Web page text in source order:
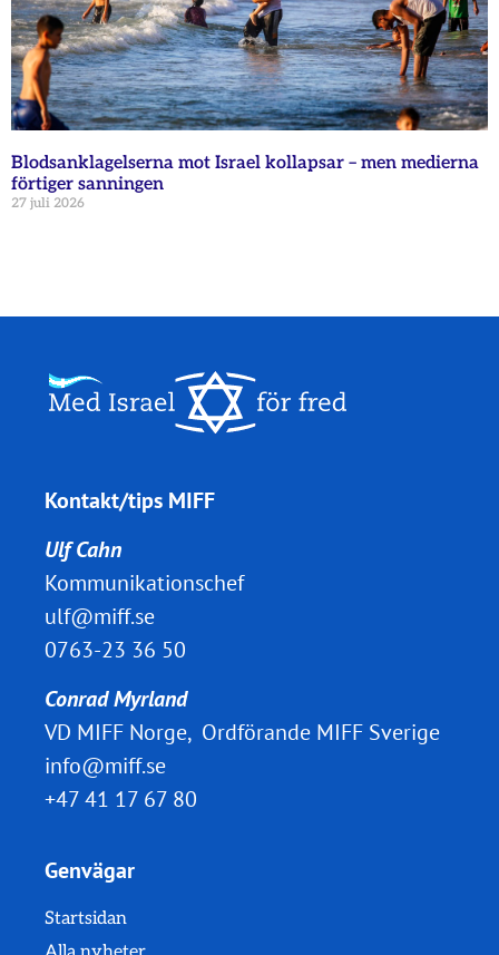
Blodsanklagelserna mot Israel kollapsar – men medierna
förtiger sanningen
27 juli 2026
Kontakt/tips MIFF
Ulf Cahn
Kommunikationschef
ulf@miff.se
0763-23 36 50
Conrad Myrland
VD MIFF Norge, Ordförande MIFF Sverige
info@miff.se
+47 41 17 67 80
Genvägar
Startsidan